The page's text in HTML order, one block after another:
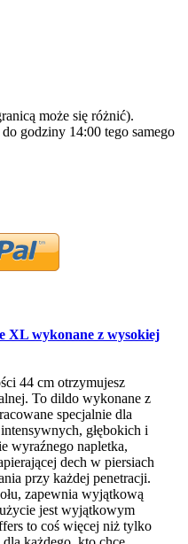
może się różnić).
godziny 14:00 tego samego
XL wykonane z wysokiej
44 cm otrzymujesz
To dildo wykonane z
specjalnie dla
głębokich i
wyraźnego napletka,
dech w piersiach
przy każdej penetracji.
zapewnia wyjątkową
jest wyjątkowym
to coś więcej niż tylko